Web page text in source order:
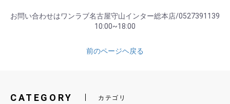
お問い合わせはワンラブ名古屋守山インター総本店/0527391139
10:00~18:00
前のページヘ戻る
CATEGORY カテゴリ